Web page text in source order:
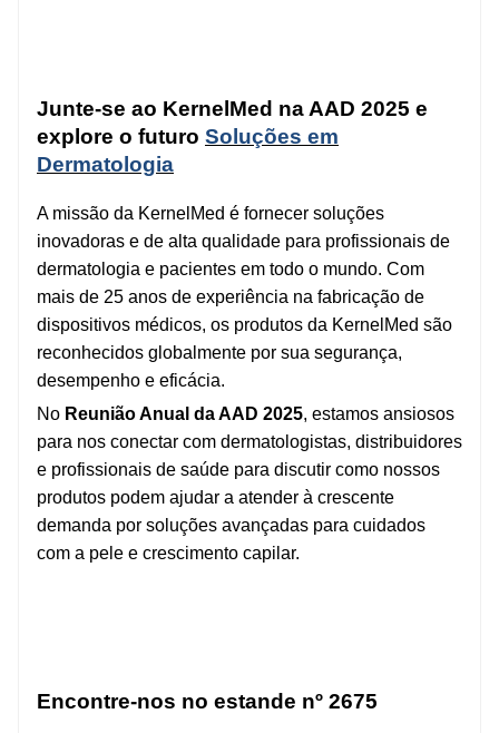
Junte-se ao KernelMed na AAD 2025 e
explore o futuro Soluções em
Dermatologia
A missão da KernelMed é fornecer soluções
inovadoras e de alta qualidade para profissionais de
dermatologia e pacientes em todo o mundo. Com
mais de 25 anos de experiência na fabricação de
dispositivos médicos, os produtos da KernelMed são
reconhecidos globalmente por sua segurança,
desempenho e eficácia.
No Reunião Anual da AAD 2025, estamos ansiosos
para nos conectar com dermatologistas, distribuidores
e profissionais de saúde para discutir como nossos
produtos podem ajudar a atender à crescente
demanda por soluções avançadas para cuidados
com a pele e crescimento capilar.
Encontre-nos no estande nº 2675